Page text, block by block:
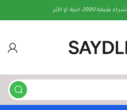
بقيمة2000 جنية اواكثر